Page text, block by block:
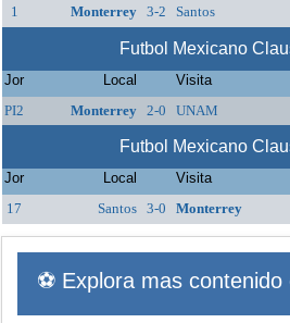
1
Monterrey 3-2 Santos
Futbol Mexicano
Jor Local Visita
PI2
Monterrey 2-0 UNAM
Futbol Mexicano
Jor Local Visita
17
Santos 3-0 Monterrey
⚽ Explora mas